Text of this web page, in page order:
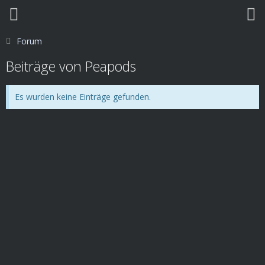
Forum
Beiträge von Peapods
Es wurden keine Einträge gefunden.